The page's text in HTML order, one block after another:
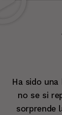
vez visto
que te
verlos.